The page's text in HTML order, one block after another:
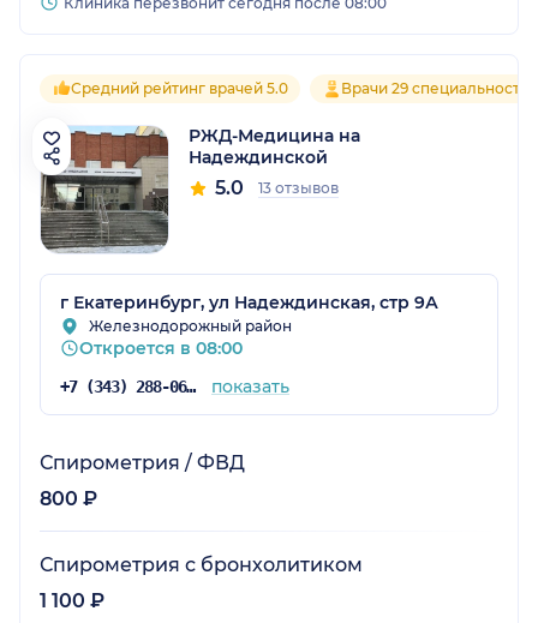
Средний рейтинг врачей 5.0 Врачи 29 специальностей
РЖД-Медицина на
Надеждинской
5.0 13 отзывов
г Екатеринбург, ул Надеждинская, стр 9А
Железнодорожный район
Откроется в 08:00
+7 (343) 288-06-84 показать
Спирометрия / ФВД
800 ₽
Спирометрия с бронхолитиком
1 100 ₽